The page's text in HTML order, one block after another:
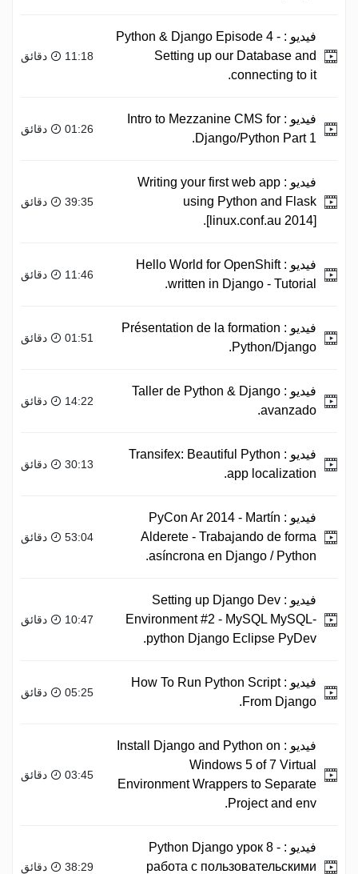
فيديو : Python & Django Episode 4 -
Setting up our Database and
connecting to it.
11:18 دقائق
فيديو : Intro to Mezzanine CMS for
Django/Python Part 1.
01:26 دقائق
فيديو : Writing your first web app
using Python and Flask
[linux.conf.au 2014].
39:35 دقائق
فيديو : Hello World for OpenShift
written in Django - Tutorial.
11:46 دقائق
فيديو : Présentation de la formation
Python/Django.
01:51 دقائق
فيديو : Taller de Python & Django
avanzado.
14:22 دقائق
فيديو : Transifex: Beautiful Python
app localization.
30:13 دقائق
فيديو : PyCon Ar 2014 - Martín
Alderete - Trabajando de forma
asíncrona en Django / Python.
53:04 دقائق
فيديو : Setting up Django Dev
Environment #2 - MySQL MySQL-
python Django Eclipse PyDev.
10:47 دقائق
فيديو : How To Run Python Script
From Django.
05:25 دقائق
فيديو : Install Django and Python on
Windows 5 of 7 Virtual
Environment Wrappers to Separate
Project and env.
03:45 دقائق
فيديو : Python Django урок 8 -
работа с пользовательскими
38:29 دقائق